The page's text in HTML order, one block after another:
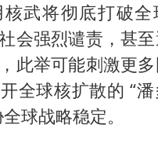
武将彻底打破全
会强烈谴责，甚
此举可能刺激更
全球核扩散的 “
球战略稳定。